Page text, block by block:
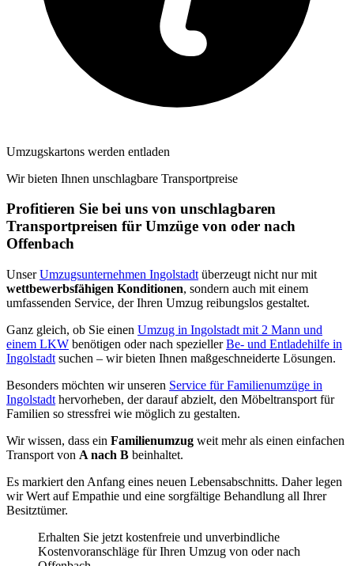
Umzugskartons werden entladen
Wir bieten Ihnen unschlagbare Transportpreise
Profitieren Sie bei uns von unschlagbaren
Transportpreisen für Umzüge von oder nach
Offenbach
UnserUmzugsunternehmen Ingolstadt überzeugt nicht nur mit
wettbewerbsfähigen Konditionen, sondern auch mit einem
umfassenden Service, der Ihren Umzug reibungslos gestaltet.
Ganz gleich, ob Sie einen Umzug in Ingolstadt mit 2 Mann und
einem LKW benötigen oder nach speziellerBe- und Entladehilfe in
Ingolstadt suchen – wir bieten Ihnen maßgeschneiderte Lösungen.
Besonders möchten wir unseren Service für Familienumzüge in
Ingolstadt hervorheben, der darauf abzielt, den Möbeltransport für
Familien so stressfrei wie möglich zu gestalten.
Wir wissen, dass ein Familienumzug weit mehr als einen einfachen
Transport von A nach B beinhaltet.
Es markiert den Anfang eines neuen Lebensabschnitts. Daher legen
wir Wert auf Empathie und eine sorgfältige Behandlung all Ihrer
Besitztümer.
Erhalten Sie jetzt kostenfreie und unverbindliche
Kostenvoranschläge für Ihren Umzug von oder nach